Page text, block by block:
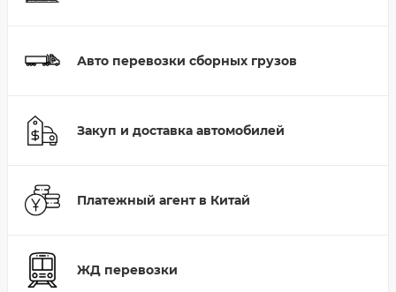
Авто перевозки сборных грузов
Закуп и доставка автомобилей
Платежный агент в Китай
ЖД перевозки